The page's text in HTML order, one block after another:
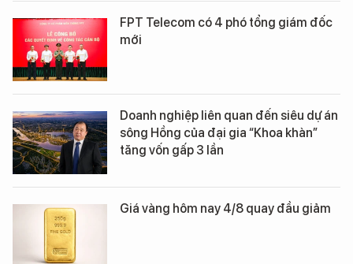
FPT Telecom có 4 phó tổng giám đốc
mới
Doanh nghiệp liên quan đến siêu dự án
sông Hồng của đại gia “Khoa khàn”
tăng vốn gấp 3 lần
Giá vàng hôm nay 4/8 quay đầu giảm